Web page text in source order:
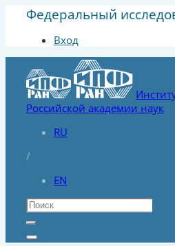
Федеральный
Вход
Российской академии наук
RU
/
EN